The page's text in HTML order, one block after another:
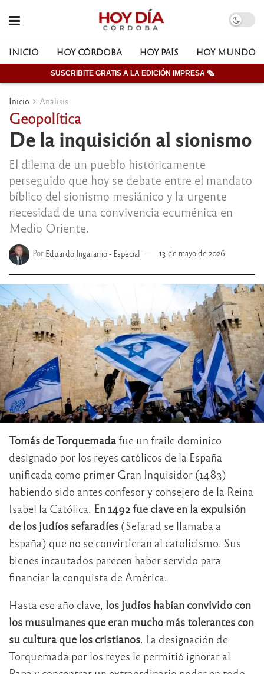
INICIO HOY CÓRDOBA HOY PAÍS HOY MUNDO
SUSCRIBITE GRATIS A LA EDICIÓN IMPRESA 🗞
Inicio Análisis
Geopolítica
De la inquisición al sionismo
El dilema de un pueblo históricamente
perseguido que hoy se debate entre el mandato
bíblico del sionismo mesiánico y la urgente
necesidad de una convivencia ecuménica en
Medio Oriente.
Por Eduardo Ingaramo - Especial 13 de mayo de 2026
Tomás de Torquemada fue un fraile dominico
designado por los reyes católicos de la España
unificada como primer Gran Inquisidor (1483)
habiendo sido antes confesor y consejero de la Reina
Isabel la Católica. En 1492 fue clave en la expulsión
de los judíos sefaradíes (Sefarad se llamaba a
España) que no se convirtieran al catolicismo. Sus
bienes incautados parecen haber servido para
financiar la conquista de América.
Hasta ese año clave, los judíos habían convivido con
los musulmanes que eran mucho más tolerantes con
su cultura que los cristianos . La designación de
Torquemada por los reyes le permitió ignorar al